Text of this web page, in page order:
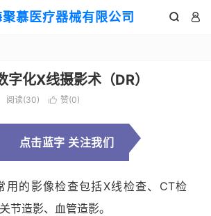
聚慕医疗器械有限公司  
化X线摄影术（DR）
阅读(30)  赞(0)
点击蓝字 关注我们
用的影像检查包括X线检查、CT检
节造影、血管造影。